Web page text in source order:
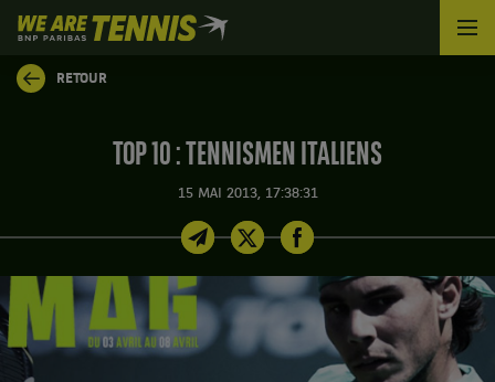
We
are
Tennis
by
RETOUR
TOP 10 : TENNISMEN ITALIENS
15 MAI 2013, 17:38:31